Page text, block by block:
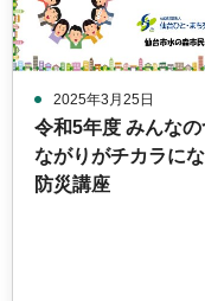
2025年3月25日
令和5年度 みんなの
ながりがチカラに
防災講座